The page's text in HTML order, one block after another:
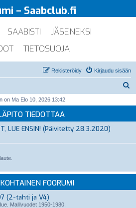
– Saabclub.fi
SAABISTI
JÄSENEKSI
TIETOSUOJA
Kirjaudu sisään
Rekisteröidy
i
on Ma Elo 10, 2026 13:42
TIEDOTTAA
LUE ENSIN! (Päivitetty 28.3.2020)
FOORUMI
(2-tahti ja V4)
Mallivuodet 1950-1980.